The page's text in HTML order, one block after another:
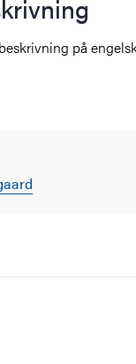
på